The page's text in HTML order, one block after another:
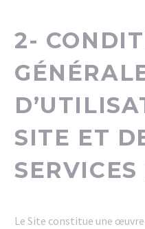
2-
SITE ET
SERVICES
Le Site constitue une